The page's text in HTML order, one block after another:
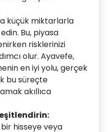
küçük miktarlarla
Bu, piyasa
risklerinizi
olur. Ayavefe,
en iyi yolu, gerçek
bu süreçte
akıllıca
hisseye veya